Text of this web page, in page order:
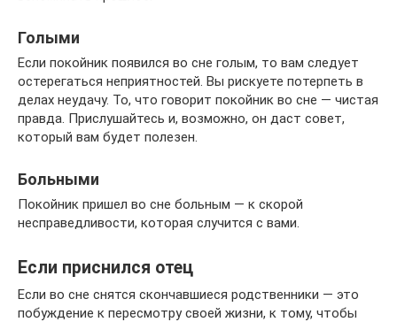
Голыми
Если покойник появился во сне голым, то вам следует
остерегаться неприятностей. Вы рискуете потерпеть в
делах неудачу. То, что говорит покойник во сне — чистая
правда. Прислушайтесь и, возможно, он даст совет,
который вам будет полезен.
Больными
Покойник пришел во сне больным — к скорой
несправедливости, которая случится с вами.
Если приснился отец
Если во сне снятся скончавшиеся родственники — это
побуждение к пересмотру своей жизни, к тому, чтобы